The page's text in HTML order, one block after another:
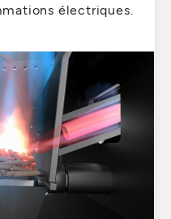
électriques.